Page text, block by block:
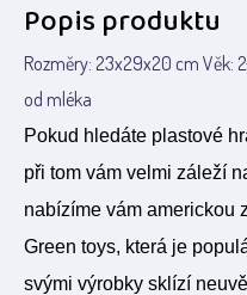
Popis produktu
Rozměry: 23x29x20 cm Věk:
od mléka
Pokud hledáte plastové
při tom vám velmi záleží
nabízíme vám americkou
Green toys, která je
svými výrobky sklízí